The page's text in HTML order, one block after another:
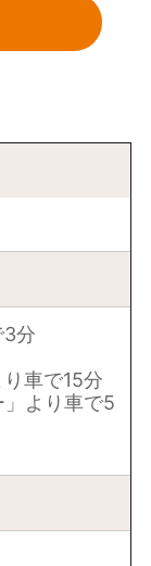
3分
車で15分
より車で5